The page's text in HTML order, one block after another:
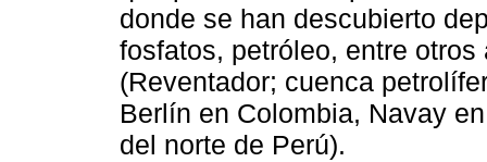
donde se han descubierto
fosfatos, petróleo, entre
(Reventador; cuenca
Berlín en Colombia, Navay
del norte de Perú).